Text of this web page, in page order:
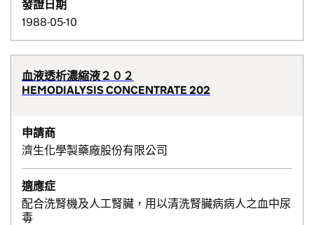
發證日期
1988-05-10
血液透析濃縮液２０２
HEMODIALYSIS CONCENTRATE 202
申請商
濟生化學製藥廠股份有限公司
適應症
配合洗腎機及人工腎臟，用以清洗腎臟病病人之血中尿
毒